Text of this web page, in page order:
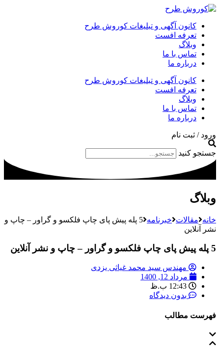
کانون آگهی و تبلیغات کوروش طرح
تعرفه افست
وبلاگ
تماس با ما
درباره ما
کانون آگهی و تبلیغات کوروش طرح
تعرفه افست
وبلاگ
تماس با ما
درباره ما
ورود / ثبت نام
جستجو کنید
وبلاگ
خانه مقالات خبرنامه
5 پله پیش پای چاپ فلکسو و گراور – چاپ و
نشر آنلاین
5 پله پیش پای چاپ فلکسو و گراور – چاپ و نشر آنلاین
مهندس سید محمد غیاثی یزدی
مرداد 12, 1400
12:43 ب.ظ
بدون دیدگاه
فهرست مطالب